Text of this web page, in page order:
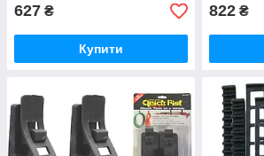
627 ₴
Купити
822 ₴